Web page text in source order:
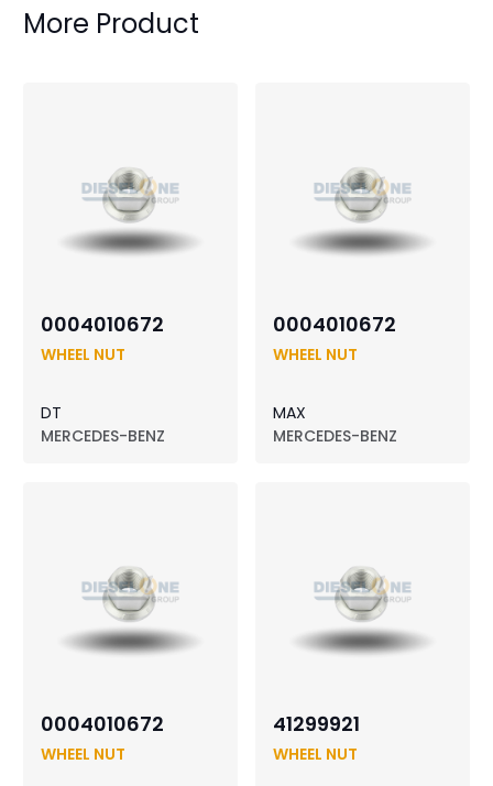
More Product
0004010672
WHEEL NUT
DT
MERCEDES-BENZ
0004010672
WHEEL NUT
MAX
MERCEDES-BENZ
0004010672
WHEEL NUT
41299921
WHEEL NUT